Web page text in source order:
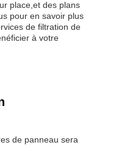
place,et des plans
pour en savoir plus
de filtration de
à votre
de panneau sera